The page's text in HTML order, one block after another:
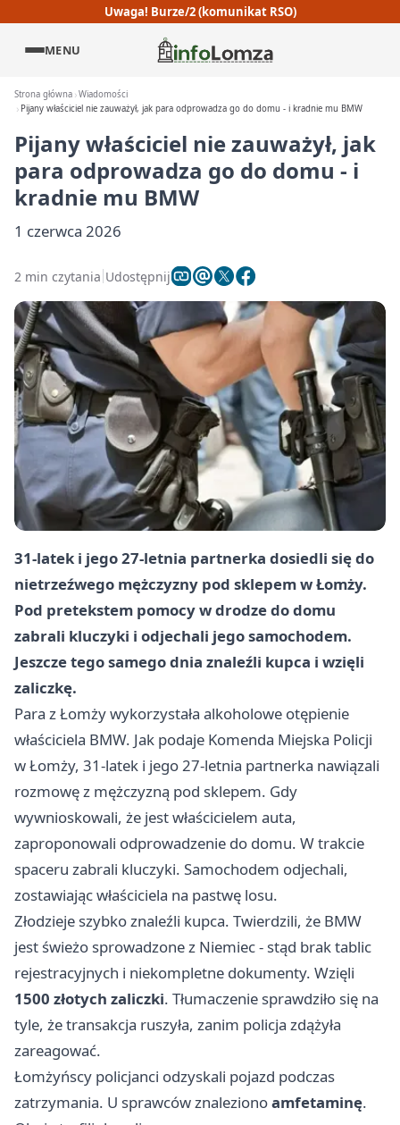
Uwaga! Burze/2 (komunikat RSO)
MENU
Strona główna Wiadomości
Pijany właściciel nie zauważył, jak para odprowadza go do domu - i kradnie mu BMW
Pijany właściciel nie zauważył, jak
para odprowadza go do domu - i
kradnie mu BMW
1 czerwca 2026
2 min czytania Udostępnij
31-latek i jego 27-letnia partnerka dosiedli się do
nietrzeźwego mężczyzny pod sklepem w Łomży.
Pod pretekstem pomocy w drodze do domu
zabrali kluczyki i odjechali jego samochodem.
Jeszcze tego samego dnia znaleźli kupca i wzięli
zaliczkę.
Para z Łomży wykorzystała alkoholowe otępienie
właściciela BMW. Jak podaje Komenda Miejska Policji
w Łomży, 31-latek i jego 27-letnia partnerka nawiązali
rozmowę z mężczyzną pod sklepem. Gdy
wywnioskowali, że jest właścicielem auta,
zaproponowali odprowadzenie do domu. W trakcie
spaceru zabrali kluczyki. Samochodem odjechali,
zostawiając właściciela na pastwę losu.
Złodzieje szybko znaleźli kupca. Twierdzili, że BMW
jest świeżo sprowadzone z Niemiec - stąd brak tablic
rejestracyjnych i niekompletne dokumenty. Wzięli
1500 złotych zaliczki. Tłumaczenie sprawdziło się na
tyle, że transakcja ruszyła, zanim policja zdążyła
zareagować.
Łomżyńscy policjanci odzyskali pojazd podczas
zatrzymania. U sprawców znalezionoamfetaminę.